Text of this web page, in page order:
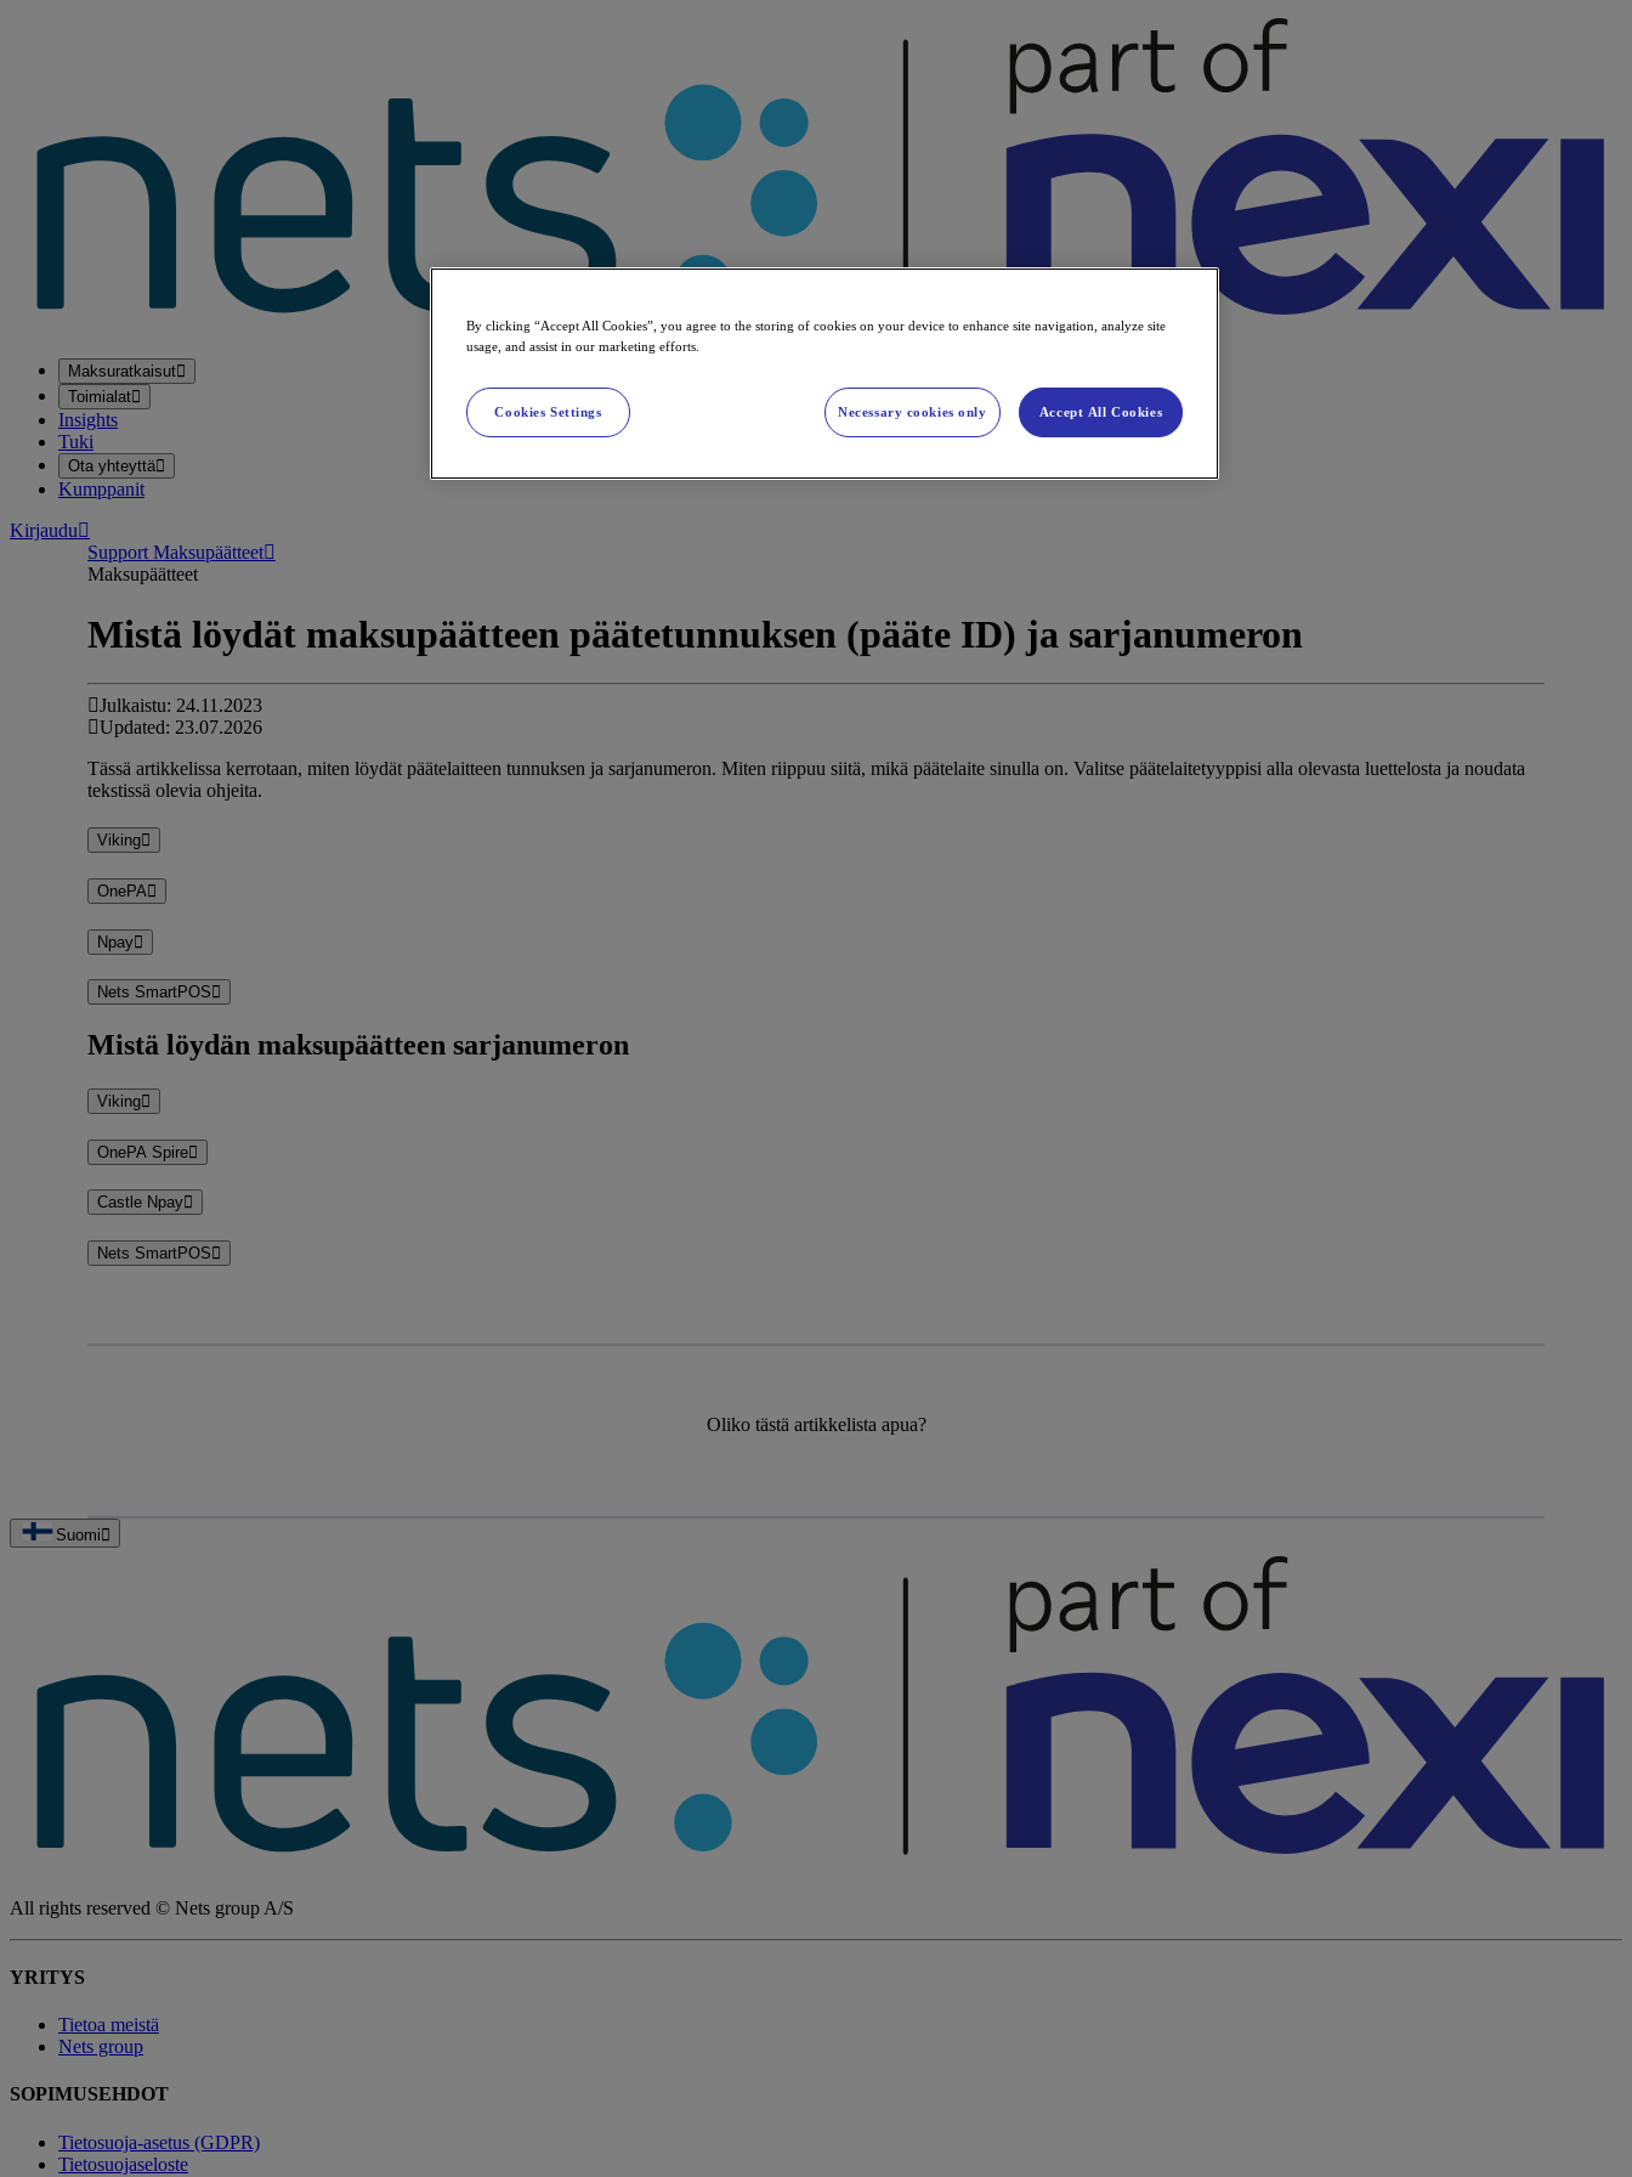
Maksuratkaisut
Toimialat
Insights
Tuki
Ota yhteyttä
Kumppanit
Kirjaudu
Support Maksupäätteet
Maksupäätteet
Mistä löydät maksupäätteen päätetunnuksen (pääte ID) ja sarjanumeron
Julkaistu: 24.11.2023
Updated: 23.07.2026
Tässä artikkelissa kerrotaan, miten löydät päätelaitteen tunnuksen ja sarjanumeron. Miten riippuu siitä, mikä päätelaite sinulla on. Valitse päätelaitetyyppisi alla olevasta luettelosta ja noudata
tekstissä olevia ohjeita.
Viking
OnePA
Npay
Nets SmartPOS
Mistä löydän maksupäätteen sarjanumeron
Viking
OnePA Spire
Castle Npay
Nets SmartPOS
Oliko tästä artikkelista apua?
Suomi
All rights reserved © Nets group A/S
YRITYS
Tietoa meistä
Nets group
SOPIMUSEHDOT
Tietosuoja-asetus (GDPR)
Tietosuojaseloste
By clicking “Accept All Cookies”, you agree to the storing of cookies on your device to enhance site navigation, analyze site
usage, and assist in our marketing efforts.
Cookies Settings Necessary cookies only Accept All Cookies